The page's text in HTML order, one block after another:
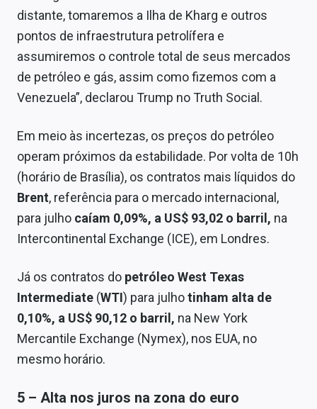
distante, tomaremos a Ilha de Kharg e outros
pontos de infraestrutura petrolífera e
assumiremos o controle total de seus mercados
de petróleo e gás, assim como fizemos com a
Venezuela”, declarou Trump no Truth Social.
Em meio às incertezas, os preços do petróleo
operam próximos da estabilidade. Por volta de 10h
(horário de Brasília), os contratos mais líquidos do
Brent, referência para o mercado internacional,
para julho caíam 0,09%, a US$ 93,02 o barril, na
Intercontinental Exchange (ICE), em Londres.
Já os contratos do petróleo West Texas
Intermediate (WTI) para julhotinham alta de
0,10%, a US$ 90,12 o barril, na New York
Mercantile Exchange (Nymex), nos EUA, no
mesmo horário.
5 – Alta nos juros na zona do euro